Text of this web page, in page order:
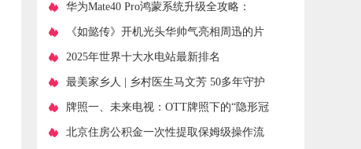
​华为Mate40 Pro鸿蒙系统升级全攻略：
2025年保姆级教程+避坑指南
​《如懿传》开机光头华帅气亮相周迅的片
酬创纪录，近1亿！
​2025年世界十大水电站最新排名
​最美家乡人 | 乡村医生马文芳 50多年守护
一方百姓的健康
​牌照一、未来电视：OTT牌照下的“隐形冠
军”，如何破局而出？
​北京住房公积金一次性提取保姆级操作流